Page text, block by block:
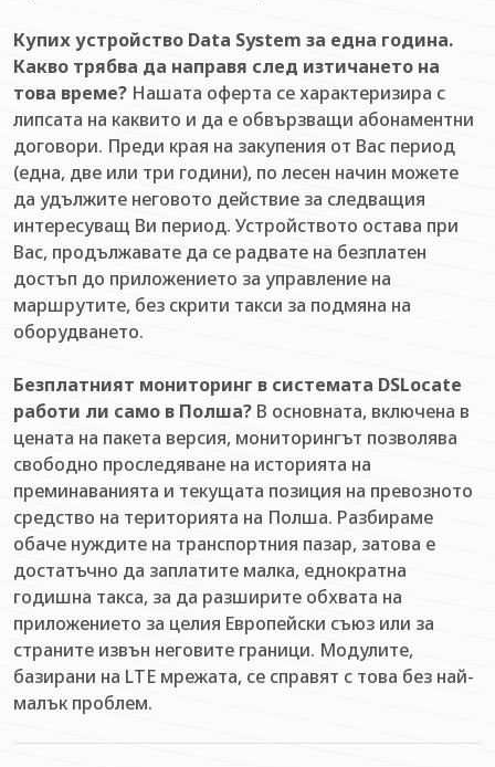
Купих устройство Data System за една година.
Какво трябва да направя след изтичането на
това време? Нашата оферта се характеризира с
липсата на каквито и да е обвързващи абонаментни
договори. Преди края на закупения от Вас период
(една, две или три години), по лесен начин можете
да удължите неговото действие за следващия
интересуващ Ви период. Устройството остава при
Вас, продължавате да се радвате на безплатен
достъп до приложението за управление на
маршрутите, без скрити такси за подмяна на
оборудването.
Безплатният мониторинг в системата DSLocate
работи ли само в Полша? В основната, включена в
цената на пакета версия, мониторингът позволява
свободно проследяване на историята на
преминаванията и текущата позиция на превозното
средство на територията на Полша. Разбираме
обаче нуждите на транспортния пазар, затова е
достатъчно да заплатите малка, еднократна
годишна такса, за да разширите обхвата на
приложението за целия Европейски съюз или за
страните извън неговите граници. Модулите,
базирани на LTE мрежата, се справят с това без най-
малък проблем.